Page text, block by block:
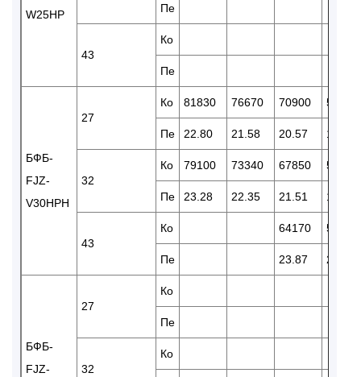
W25HP
Пе
43
Ко
Пе
БФБ-
FJZ-
V30HPH
27
Ко 81830 76670 70900 59580
Пе 22.80 21.58 20.57 18.69
32
Ко 79100 73340 67850 57680
Пе 23.28 22.35 21.51 19.58
43
Ко 64170 53830
Пе 23.87 21.62
БФБ-
FJZ-
27
Ко
Пе
32
Ко